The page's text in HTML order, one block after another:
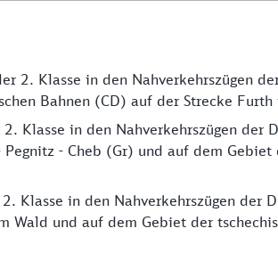
2. Klasse in den Nahverkehrszügen
Bahnen (CD) auf der Strecke Furth
Klasse in den Nahverkehrszügen der
- Cheb (Gr) und auf dem
Klasse in den Nahverkehrszügen der
Wald und auf dem Gebiet der